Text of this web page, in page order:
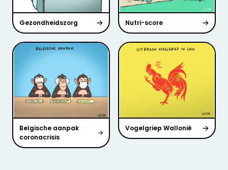
Gezondheidszorg Nutri-score
Belgische aanpak
coronacrisis
Vogelgriep Wallonië